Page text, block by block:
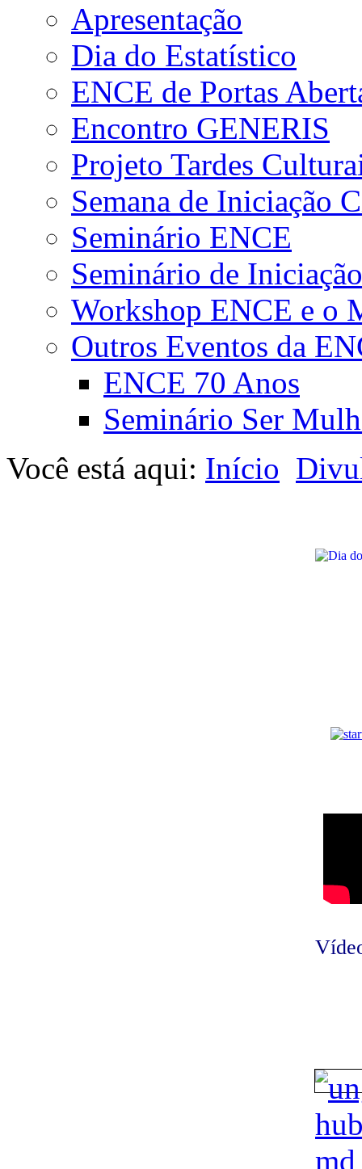
Apresentação
Dia do Estatístico
ENCE de Portas
Encontro GENERIS
Projeto Tardes
Semana de Iniciação
Seminário ENCE
Seminário de
Workshop ENCE e o
Outros Eventos da
ENCE 70 Anos
Seminário Ser
Você está aqui: Início